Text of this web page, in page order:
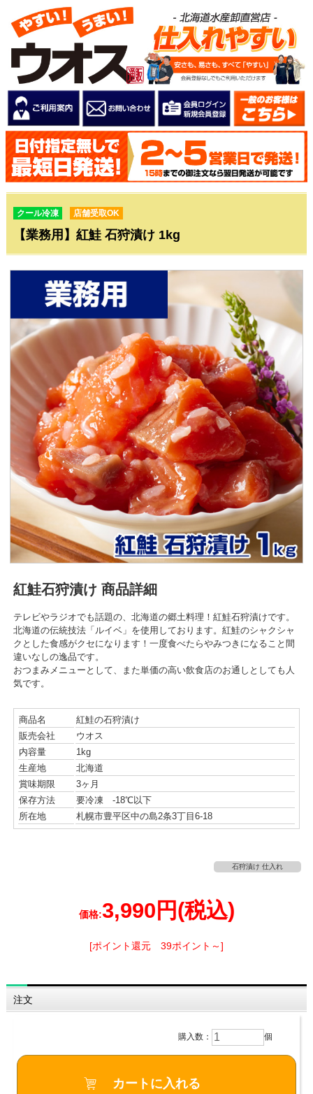
クール冷凍 店舗受取OK
【業務用】紅鮭 石狩漬け 1kg
紅鮭石狩漬け 商品詳細
テレビやラジオでも話題の、北海道の郷土料理！紅鮭石狩漬けです。
北海道の伝統技法「ルイベ」を使用しております。紅鮭のシャクシャ
クとした食感がクセになります！一度食べたらやみつきになること間
違いなしの逸品です。
おつまみメニューとして、また単価の高い飲食店のお通しとしても人
気です。
商品名
紅鮭の石狩漬け
販売会社
ウオス
内容量
1kg
生産地
北海道
賞味期限
3ヶ月
保存方法
要冷凍 -18℃以下
所在地
札幌市豊平区中の島2条3丁目6-18
石狩漬け 仕入れ
価格:3,990円(税込)
[ポイント還元 39ポイント～]
注文
購入数： 個